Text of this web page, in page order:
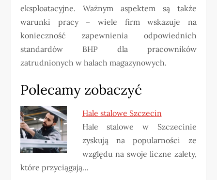
eksploatacyjne. Ważnym aspektem są także
warunki pracy – wiele firm wskazuje na
konieczność zapewnienia odpowiednich
standardów BHP dla pracowników
zatrudnionych w halach magazynowych.
Polecamy zobaczyć
Hale stalowe Szczecin
Hale stalowe w Szczecinie
zyskują na popularności ze
względu na swoje liczne zalety,
które przyciągają…